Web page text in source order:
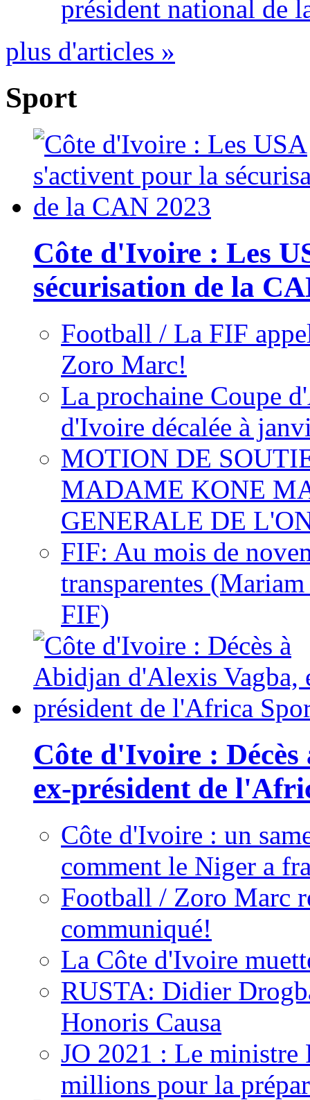
président national de
plus d'articles »
Sport
Côte d'Ivoire : Les
sécurisation de la
Football / La FIF
Zoro Marc!
La prochaine Coupe
d'Ivoire décalée à
MOTION DE
MADAME KONE
GENERALE DE
FIF: Au mois de
transparentes
FIF)
Côte d'Ivoire :
ex-président de
Côte d'Ivoire : un
comment le Niger a
Football / Zoro Marc
communiqué!
La Côte d'Ivoire
RUSTA: Didier
Honoris Causa
JO 2021 : Le ministre
millions pour la